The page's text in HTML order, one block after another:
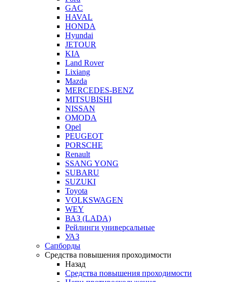
GAC
HAVAL
HONDA
Hyundai
JETOUR
KIA
Land Rover
Lixiang
Mazda
MERCEDES-BENZ
MITSUBISHI
NISSAN
OMODA
Opel
PEUGEOT
PORSCHE
Renault
SSANG YONG
SUBARU
SUZUKI
Toyota
VOLKSWAGEN
WEY
ВАЗ (LADA)
Рейлинги универсальные
УАЗ
Сапборды
Средства повышения проходимости
Назад
Средства повышения проходимости